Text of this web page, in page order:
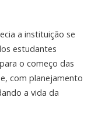
a instituição se
estudantes
o começo das
com planejamento
a vida da